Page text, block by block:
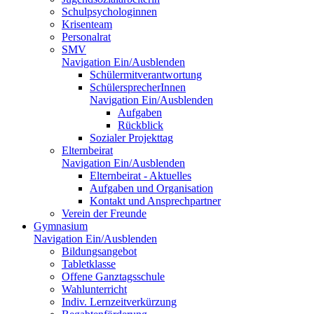
Schulpsychologinnen
Krisenteam
Personalrat
SMV
Navigation Ein/Ausblenden
Schülermitverantwortung
SchülersprecherInnen
Navigation Ein/Ausblenden
Aufgaben
Rückblick
Sozialer Projekttag
Elternbeirat
Navigation Ein/Ausblenden
Elternbeirat - Aktuelles
Aufgaben und Organisation
Kontakt und Ansprechpartner
Verein der Freunde
Gymnasium
Navigation Ein/Ausblenden
Bildungsangebot
Tabletklasse
Offene Ganztagsschule
Wahlunterricht
Indiv. Lernzeitverkürzung